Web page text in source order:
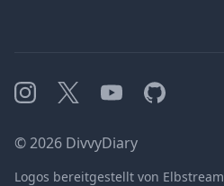
Instagram
X YouTubeGitHub
©2026 DivvyDiary
Logos bereitgestellt von Elbstream